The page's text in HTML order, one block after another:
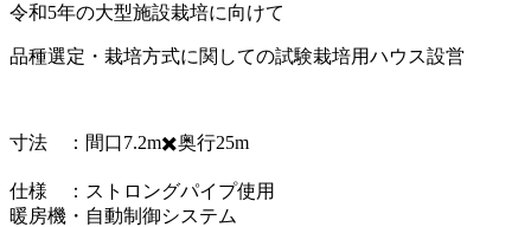
令和5年の大型施設栽培に向けて
品種選定・栽培方式に関しての試験栽培用ハウス設営
寸法 ：間口7.2m✖️奥行25m
仕様 ：ストロングパイプ使用
暖房機・自動制御システム